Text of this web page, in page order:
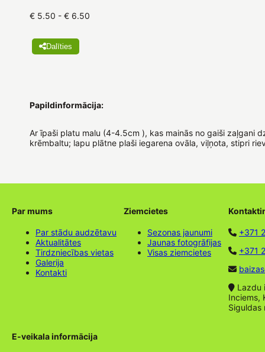
€ 5.50 - € 6.50
Dalīties
Papildinformācija:
Ar īpaši platu malu (4-4.5cm ), kas mainās no gaiši zaļgani
krēmbaltu; lapu plātne plaši iegarena ovāla, viļņota, stipri
Par mums
Par stādu audzētavu
Aktualitātes
Tirdzniecības vietas
Galerija
Kontakti
Ziemcietes
Sezonas jaunumi
Jaunas fotogrāfijas
Visas ziemcietes
+371
+371
Lazdu
Inciems,
Siguldas
E-veikala informācija